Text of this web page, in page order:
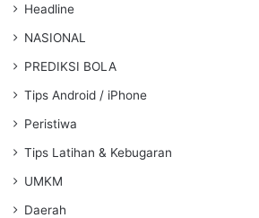
Headline
NASIONAL
PREDIKSI BOLA
Tips Android / iPhone
Peristiwa
Tips Latihan & Kebugaran
UMKM
Daerah